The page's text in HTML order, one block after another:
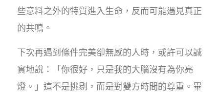
些意料之外的特質進入生命，反而可能遇見真正
的共鳴。
下次再遇到條件完美卻無感的人時，或許可以誠
實地說：「你很好，只是我的大腦沒有為你亮
燈。」這不是挑剔，而是對雙方時間的尊重。畢